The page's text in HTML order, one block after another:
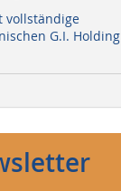
vollständige
G.I. Holding